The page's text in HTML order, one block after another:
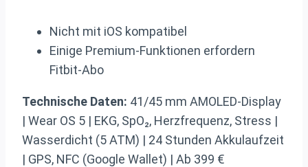
Nicht mit iOS kompatibel
Einige Premium-Funktionen erfordern
Fitbit-Abo
Technische Daten: 41/45 mm AMOLED-Display
| Wear OS 5 | EKG, SpO₂, Herzfrequenz, Stress |
Wasserdicht (5 ATM) | 24 Stunden Akkulaufzeit
| GPS, NFC (Google Wallet) | Ab 399 €